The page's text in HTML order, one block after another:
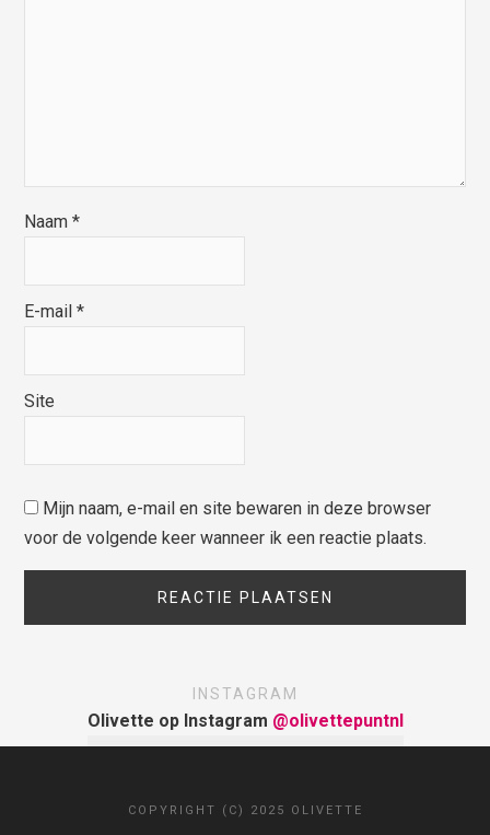
Naam*
E-mail*
Site
Mijn naam, e-mail en site bewaren in deze browser
voor de volgende keer wanneer ik een reactie plaats.
INSTAGRAM
Olivette op Instagram @olivettepuntnl
COPYRIGHT (C) 2025 OLIVETTE